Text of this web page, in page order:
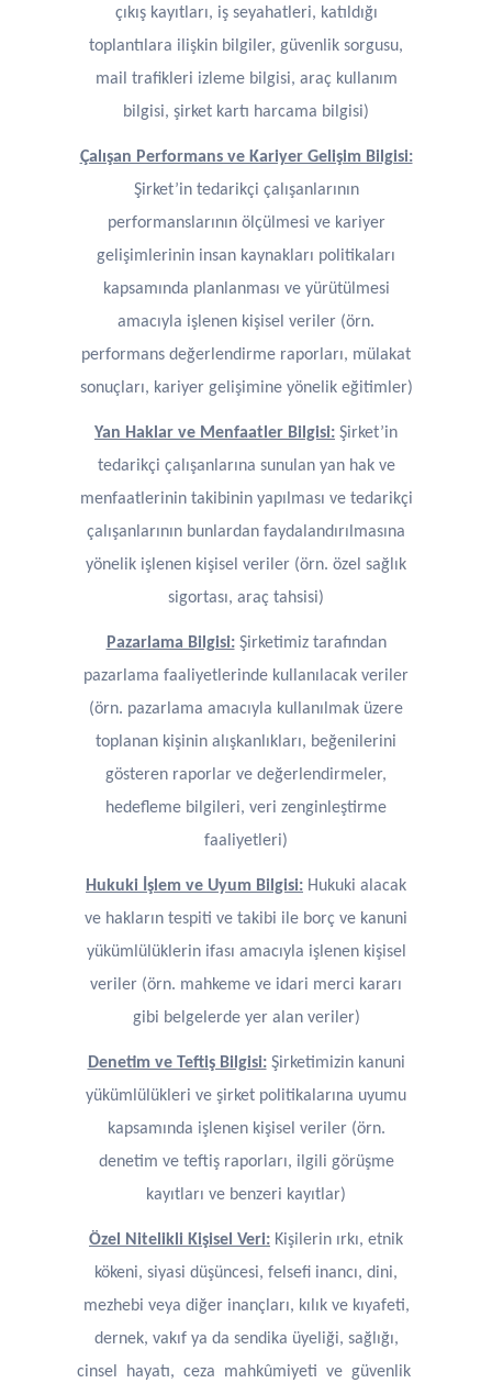
çıkış kayıtları, iş seyahatleri, katıldığı
toplantılara ilişkin bilgiler, güvenlik sorgusu,
mail trafikleri izleme bilgisi, araç kullanım
bilgisi, şirket kartı harcama bilgisi)
Çalışan Performans ve Kariyer Gelişim Bilgisi:
Şirket’in tedarikçi çalışanlarının
performanslarının ölçülmesi ve kariyer
gelişimlerinin insan kaynakları politikaları
kapsamında planlanması ve yürütülmesi
amacıyla işlenen kişisel veriler (örn.
performans değerlendirme raporları, mülakat
sonuçları, kariyer gelişimine yönelik eğitimler)
Yan Haklar ve Menfaatler Bilgisi: Şirket’in
tedarikçi çalışanlarına sunulan yan hak ve
menfaatlerinin takibinin yapılması ve tedarikçi
çalışanlarının bunlardan faydalandırılmasına
yönelik işlenen kişisel veriler (örn. özel sağlık
sigortası, araç tahsisi)
Pazarlama Bilgisi:Şirketimiz tarafından
pazarlama faaliyetlerinde kullanılacak veriler
(örn. pazarlama amacıyla kullanılmak üzere
toplanan kişinin alışkanlıkları, beğenilerini
gösteren raporlar ve değerlendirmeler,
hedefleme bilgileri, veri zenginleştirme
faaliyetleri)
Hukuki İşlem ve Uyum Bilgisi: Hukuki alacak
ve hakların tespiti ve takibi ile borç ve kanuni
yükümlülüklerin ifası amacıyla işlenen kişisel
veriler (örn. mahkeme ve idari merci kararı
gibi belgelerde yer alan veriler)
Denetim ve Teftiş Bilgisi:Şirketimizin kanuni
yükümlülükleri ve şirket politikalarına uyumu
kapsamında işlenen kişisel veriler (örn.
denetim ve teftiş raporları, ilgili görüşme
kayıtları ve benzeri kayıtlar)
Özel Nitelikli Kişisel Veri: Kişilerin ırkı, etnik
kökeni, siyasi düşüncesi, felsefi inancı, dini,
mezhebi veya diğer inançları, kılık ve kıyafeti,
dernek, vakıf ya da sendika üyeliği, sağlığı,
cinsel hayatı, ceza mahkûmiyeti ve güvenlik